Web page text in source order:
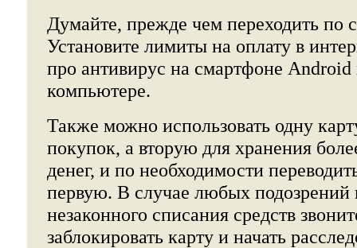
Думайте, прежде чем переходить по
Установите лимиты на оплату в
про антивирус на смартфоне
компьютере.
Также можно использовать одну
покупок, а вторую для хранения
денег, и по необходимости
первую. В случае любых подозрений
незаконного списания средств
заблокировать карту и начать